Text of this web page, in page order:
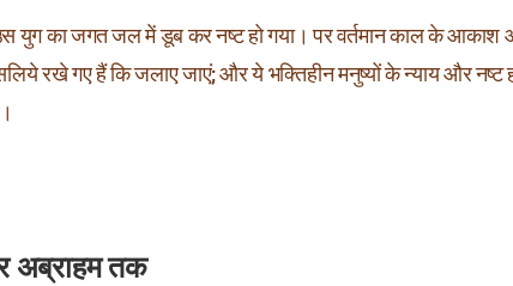
युग का जगत जल में डूब कर नष्ट हो गया। पर वर्तमान काल के आकाश
रखे गए हैं कि जलाए जाएं; और ये भक्तिहीन मनुष्यों के न्याय और
अब्राहम तक